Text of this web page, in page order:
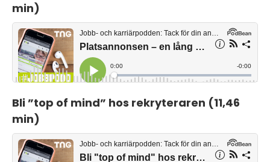
min)
Bli ”top of mind” hos rekryteraren (11,46
min)